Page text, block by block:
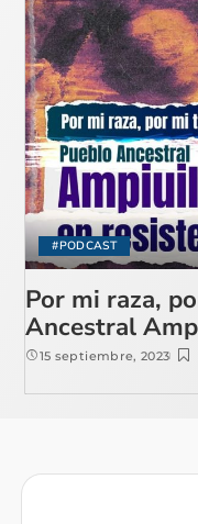
#PODCAST
Por mi raza,
Ancestral
15 septiembre, 2023